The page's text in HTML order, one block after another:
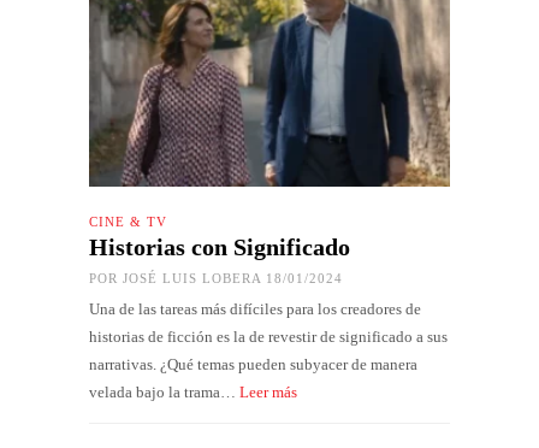
CINE & TV
Historias con Significado
POR JOSÉ LUIS LOBERA 18/01/2024
Una de las tareas más difíciles para los creadores de
historias de ficción es la de revestir de significado a sus
narrativas. ¿Qué temas pueden subyacer de manera
velada bajo la trama… Leer más